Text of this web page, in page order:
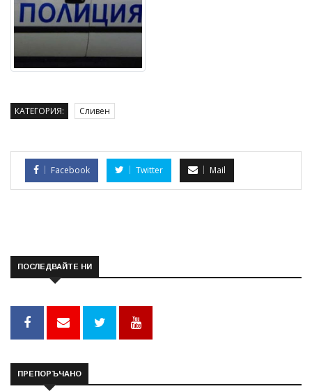
КАТЕГОРИЯ: Сливен
Facebook Twitter Mail
ПОСЛЕДВАЙТЕ НИ
ПРЕПОРЪЧАНО